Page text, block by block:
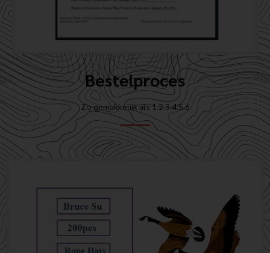
Bestelproces
Zo gemakkelijk als 1.2.3.4.5.6